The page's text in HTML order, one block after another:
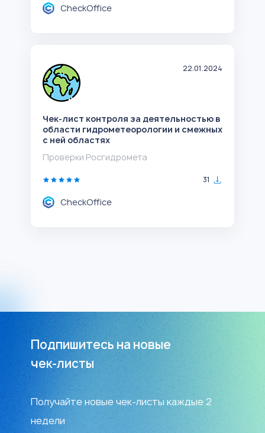
CheckOffice
22.01.2024
Чек-лист контроля за деятельностью в
области гидрометеорологии и смежных
с ней областях
Проверки Росгидромета
31
CheckOffice
Подпишитесь на новые
чек-листы
Получайте новые чек-листы каждые 2
недели